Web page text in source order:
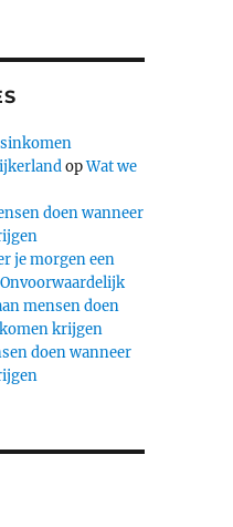
opWat we
doen wanneer
je morgen een
mensen doen
krijgen
doen wanneer